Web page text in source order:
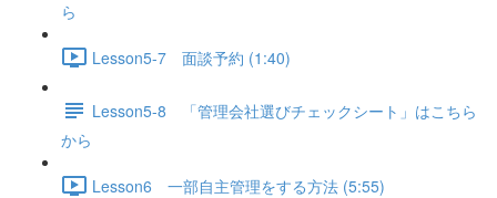
ら
Lesson5-7 面談予約 (1:40)
Lesson5-8 「管理会社選びチェックシート」はこちら
から
Lesson6 一部自主管理をする方法 (5:55)